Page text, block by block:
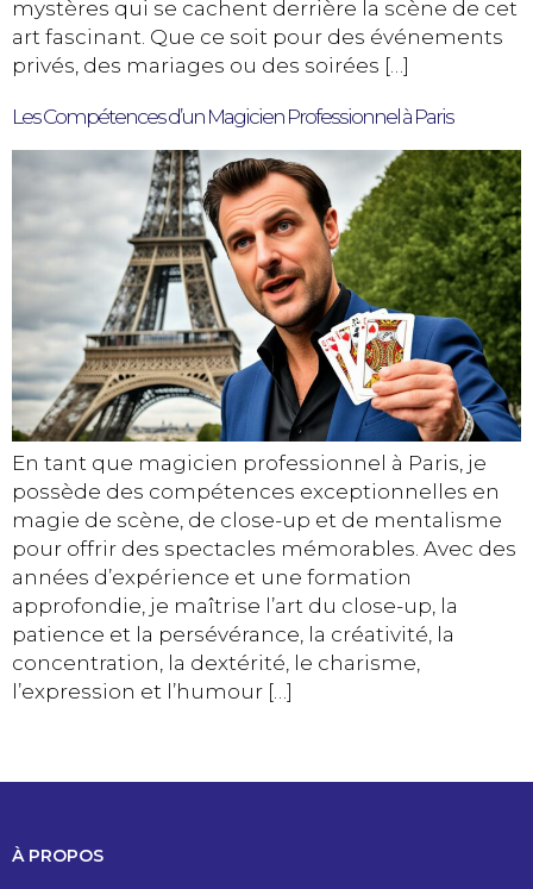
mystères qui se cachent derrière la scène de cet
art fascinant. Que ce soit pour des événements
privés, des mariages ou des soirées […]
Les Compétences d’un Magicien Professionnel à Paris
En tant que magicien professionnel à Paris, je
possède des compétences exceptionnelles en
magie de scène, de close-up et de mentalisme
pour offrir des spectacles mémorables. Avec des
années d’expérience et une formation
approfondie, je maîtrise l’art du close-up, la
patience et la persévérance, la créativité, la
concentration, la dextérité, le charisme,
l’expression et l’humour […]
À PROPOS